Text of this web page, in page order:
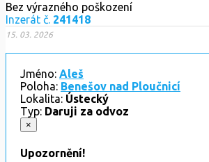
Bez výrazného poškození
Inzerát č. 241418
15. 03. 2026
Jméno: Aleš
Poloha: Benešov nad Ploučnicí
Lokalita: Ústecký
Typ: Daruji za odvoz
×
Upozornění!